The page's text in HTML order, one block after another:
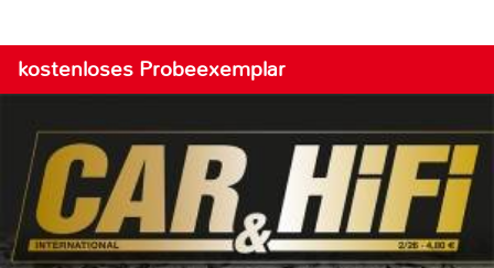
kostenloses Probeexemplar